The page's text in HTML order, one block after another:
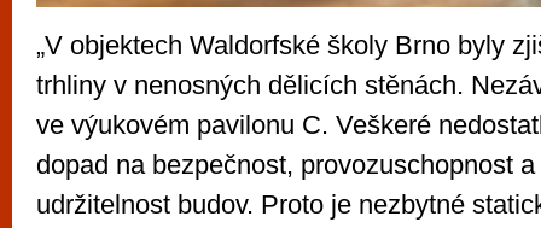
„V objektech Waldorfské školy Brno byly
trhliny v nenosných dělicích stěnách.
ve výukovém pavilonu C. Veškeré
dopad na bezpečnost, provozuschopnost
udržitelnost budov. Proto je nezbytné